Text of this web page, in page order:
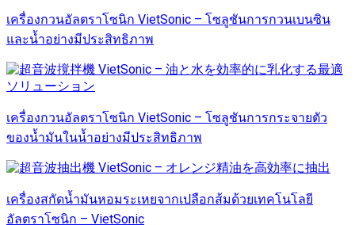
เครื่องกวนอัลตราโซนิก VietSonic – โซลูชันการกวนเบนซิน
และน้ำอย่างมีประสิทธิภาพ
เครื่องกวนอัลตราโซนิก VietSonic – โซลูชันการกระจายตัว
ของน้ำมันในน้ำอย่างมีประสิทธิภาพ
เครื่องสกัดน้ำมันหอมระเหยจากเปลือกส้มด้วยเทคโนโลยี
อัลตราโซนิก – VietSonic